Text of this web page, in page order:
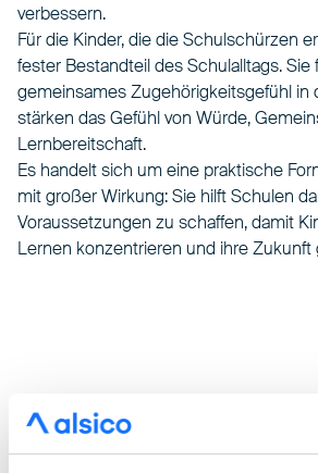
verbessern.
Für die Kinder, die die Schulschürzen
fester Bestandteil des Schulalltags. Sie
gemeinsames Zugehörigkeitsgefühl in
stärken das Gefühl von Würde,
Lernbereitschaft.
Es handelt sich um eine praktische
mit großer Wirkung: Sie hilft Schulen
Voraussetzungen zu schaffen, damit
Lernen konzentrieren und ihre Zukunft